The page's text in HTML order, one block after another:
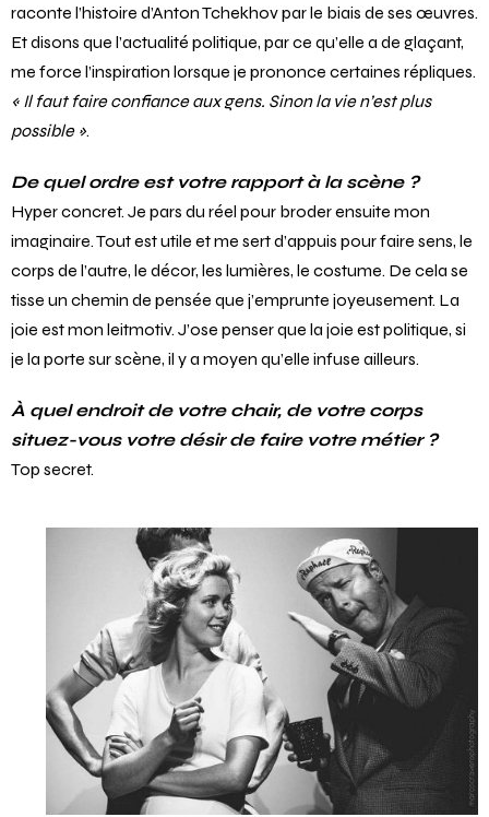
raconte l’histoire d’Anton Tchekhov par le biais de ses œuvres.
Et disons que l’actualité politique, par ce qu’elle a de glaçant,
me force l’inspiration lorsque je prononce certaines répliques.
« Il faut faire confiance aux gens. Sinon la vie n’est plus
possible ».
De quel ordre est votre rapport à la scène ?
Hyper concret. Je pars du réel pour broder ensuite mon
imaginaire. Tout est utile et me sert d’appuis pour faire sens, le
corps de l’autre, le décor, les lumières, le costume. De cela se
tisse un chemin de pensée que j’emprunte joyeusement. La
joie est mon leitmotiv. J’ose penser que la joie est politique, si
je la porte sur scène, il y a moyen qu’elle infuse ailleurs.
À quel endroit de votre chair, de votre corps
situez-vous votre désir de faire votre métier ?
Top secret.